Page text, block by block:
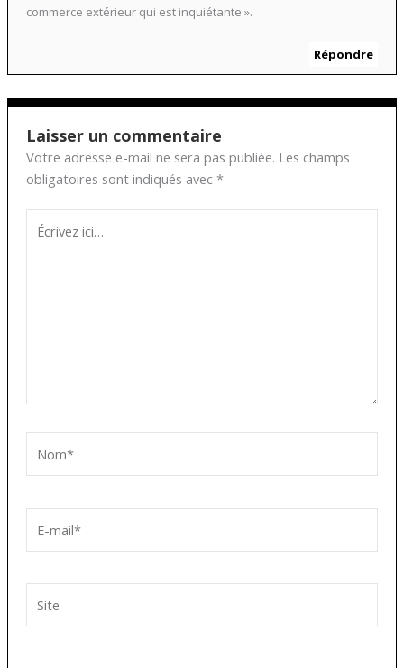
commerce extérieur qui est inquiétante ».
Répondre
Laisser un commentaire
Votre adresse e-mail ne sera pas publiée. Les champs
obligatoires sont indiqués avec *
ici…
mail*